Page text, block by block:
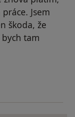
Jsem
škoda, že
tam
odstraněn